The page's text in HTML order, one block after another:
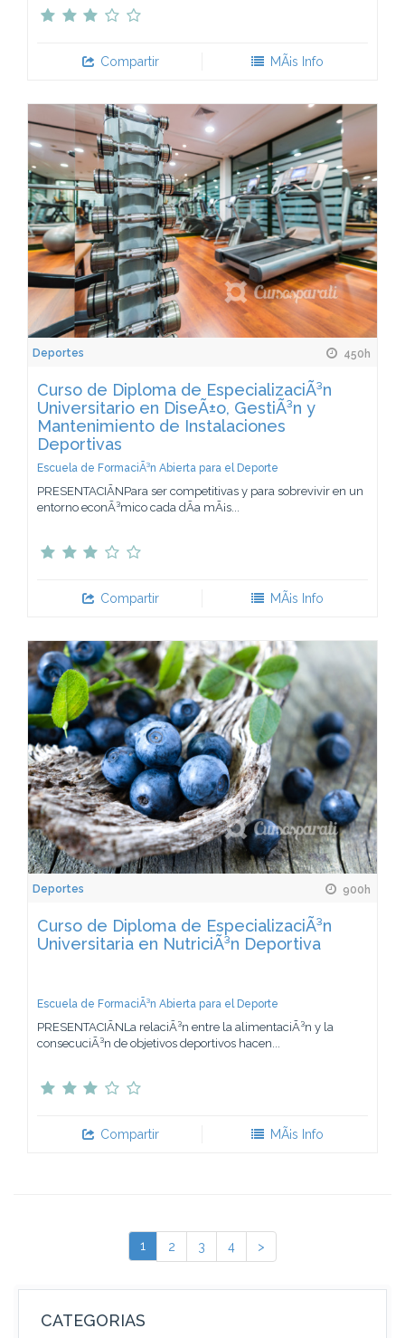
Compartir MÃ¡s Info
Deportes 450h
Curso de Diploma de EspecializaciÃ³n
Universitario en DiseÃ±o, GestiÃ³n y
Mantenimiento de Instalaciones
Deportivas
Escuela de FormaciÃ³n Abierta para el Deporte
PRESENTACIÃNPara ser competitivas y para sobrevivir en un
entorno econÃ³mico cada dÃ­a mÃ¡s...
Compartir MÃ¡s Info
Deportes 900h
Curso de Diploma de EspecializaciÃ³n
Universitaria en NutriciÃ³n Deportiva
Escuela de FormaciÃ³n Abierta para el Deporte
PRESENTACIÃNLa relaciÃ³n entre la alimentaciÃ³n y la
consecuciÃ³n de objetivos deportivos hacen...
Compartir MÃ¡s Info
1 2 3 4 >
CATEGORIAS